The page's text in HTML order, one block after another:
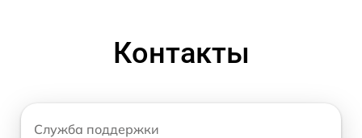
Контакты
Служба поддержки